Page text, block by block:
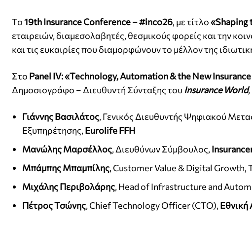
Το19th Insurance Conference – #inco26, με τίτλο«Shaping
εταιρειών, διαμεσολαβητές, θεσμικούς φορείς και την
και τις ευκαιρίες που διαμορφώνουν το μέλλον της
Στο Panel IV: «Technology, Automation & the New
Δημοσιογράφο – Διευθυντή Σύνταξης του InsuranceWorld
ΓιάννηςΒασιλάτος, Γενικός Διευθυντής Ψηφιακού
Εξυπηρέτησης, Eurolife FFH
ΜανώληςΜαρσέλλος, Διευθύνων Σύμβουλος,
ΜπάμπηςΜπαμπίλης, Customer Value & Digital Growth,
Μιχάλης Περιβολάρης, Head of Infrastructure and
ΠέτροςΤσώνης, Chief Technology Officer (CTO), Εθνική